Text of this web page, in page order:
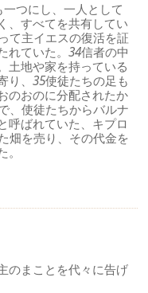
つにし、一人として
、すべてを共有してい
て主イエスの復活を証
れていた。34信者の中
土地や家を持っている
り、35使徒たちの足も
のおのに分配されたか
、使徒たちからバルナ
ばれていた、キプロ
畑を売り、その代金を
のまことを代々に告げ